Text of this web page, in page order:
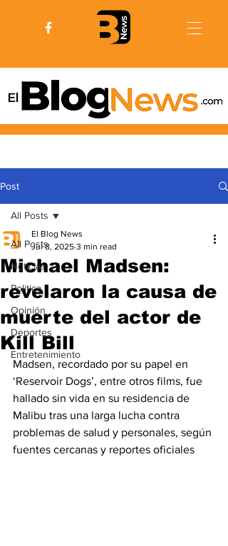
Post
All Posts
Noticias
Politica
Opinión
Deportes
Entretenimiento
All Posts
Michael Madsen:
revelaron la causa de
muerte del actor de
Kill Bill
El Blog News
Jul 8, 2025 3 min read
Madsen, recordado por su papel en
‘Reservoir Dogs’, entre otros films, fue
hallado sin vida en su residencia de
Malibu tras una larga lucha contra
problemas de salud y personales, según
fuentes cercanas y reportes oficiales